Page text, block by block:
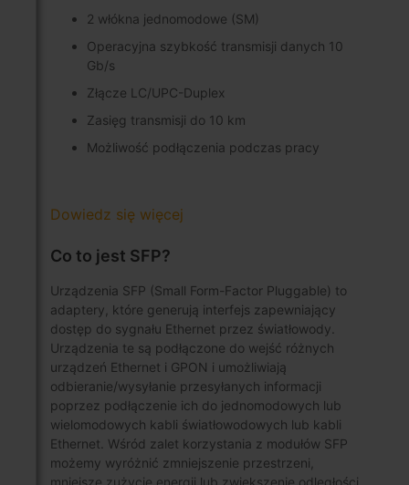
2 włókna jednomodowe (SM)
Operacyjna szybkość transmisji danych 10
Gb/s
Złącze LC/UPC-Duplex
Zasięg transmisji do 10 km
Możliwość podłączenia podczas pracy
Dowiedz się więcej
Co to jest SFP?
Urządzenia SFP (Small Form-Factor Pluggable) to
adaptery, które generują interfejs zapewniający
dostęp do sygnału Ethernet przez światłowody.
Urządzenia te są podłączone do wejść różnych
urządzeń Ethernet i GPON i umożliwiają
odbieranie/wysyłanie przesyłanych informacji
poprzez podłączenie ich do jednomodowych lub
wielomodowych kabli światłowodowych lub kabli
Ethernet. Wśród zalet korzystania z modułów SFP
możemy wyróżnić zmniejszenie przestrzeni,
mniejsze zużycie energii lub zwiększenie odległości